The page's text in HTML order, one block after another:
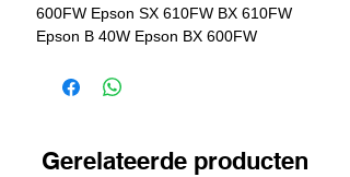
600FW Epson SX 610FW BX 610FW
Epson B 40W Epson BX 600FW
Gerelateerde producten